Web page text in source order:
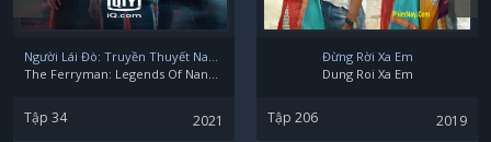
Tập 34 2021
Đừng Rời Xa Em
Dung Roi Xa Em
Tập 206 2019